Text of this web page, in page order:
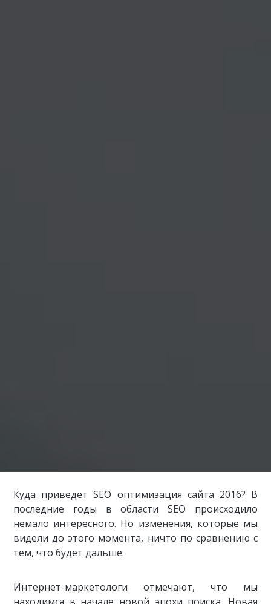
Куда приведет SEO оптимизация сайта 2016? В
последние годы в области SEO происходило
немало интересного. Но изменения, которые мы
видели до этого момента, ничто по сравнению с
тем, что будет дальше.
Интернет-маркетологи отмечают, что мы